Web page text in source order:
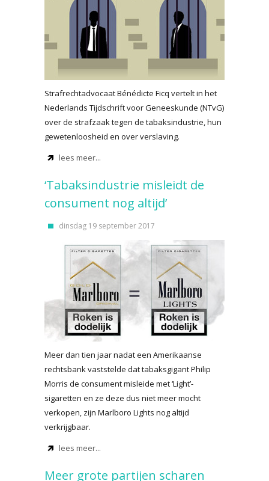
Strafrechtadvocaat Bénédicte Ficq vertelt in het
Nederlands Tijdschrift voor Geneeskunde (NTvG)
over de strafzaak tegen de tabaksindustrie, hun
gewetenloosheid en over verslaving.
lees meer...
‘Tabaksindustrie misleidt de
consument nog altijd’
dinsdag 19 september 2017
Meer dan tien jaar nadat een Amerikaanse
rechtsbank vaststelde dat tabaksgigant Philip
Morris de consument misleide met ‘Light’-
sigaretten en ze deze dus niet meer mocht
verkopen, zijn Marlboro Lights nog altijd
verkrijgbaar.
lees meer...
Meer grote partijen scharen